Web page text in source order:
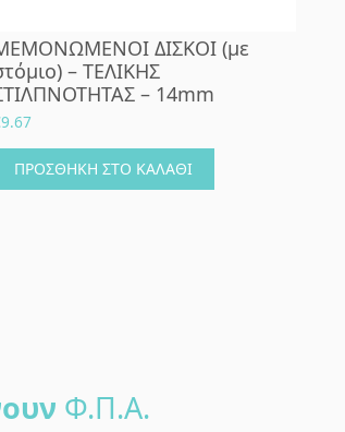
ΔΙΣΚΟΙ (με
– ΤΕΛΙΚΗΣ
– 14mm
9.67
ΠΡΟΣΘΉΚΗ ΣΤΟ ΚΑΛΆΘΙ
Φ.Π.Α.